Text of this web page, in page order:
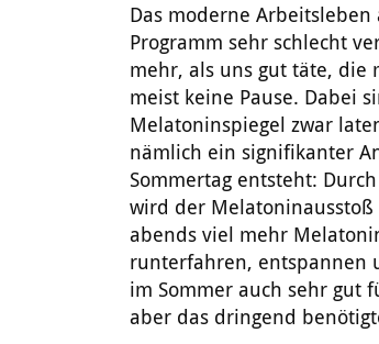
Das moderne
Programm sehr schlecht
mehr, als uns gut täte, die
meist keine Pause. Dabei
Melatoninspiegel zwar
nämlich ein signifikanter
Sommertag entsteht:
wird der
abends viel mehr
runterfahren, entspannen
im Sommer auch sehr gut
aber das dringend